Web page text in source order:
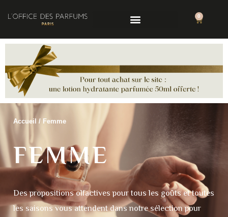
0
Accueil / Femme
FEMME
Des propositions olfactives pour tous les goûts et toutes
les saisons vous attendent dans notre sélection pour